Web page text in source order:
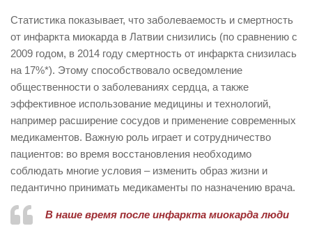
Статистика показывает, что заболеваемость и смертность
от инфаркта миокарда в Латвии снизились (по сравнению с
2009 годом, в 2014 году смертность от инфаркта снизилась
на 17%*). Этому способствовало осведомление
общественности о заболеваниях сердца, а также
эффективное использование медицины и технологий,
например расширение сосудов и применение современных
медикаментов. Важную роль играет и сотрудничество
пациентов: во время восстановления необходимо
соблюдать многие условия – изменить образ жизни и
педантично принимать медикаменты по назначению врача.
В наше время после инфаркта миокарда люди